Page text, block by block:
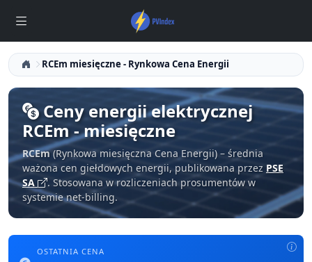
RCEm miesięczne - Rynkowa Cena Energii
Ceny energii elektrycznej
RCEm - miesięczne
RCEm(Rynkowa miesięczna Cena Energii) – średnia
ważona cen giełdowych energii, publikowana przez PSE
SA
. Stosowana w rozliczeniach prosumentów w
systemie net-billing.
OSTATNIA CENA